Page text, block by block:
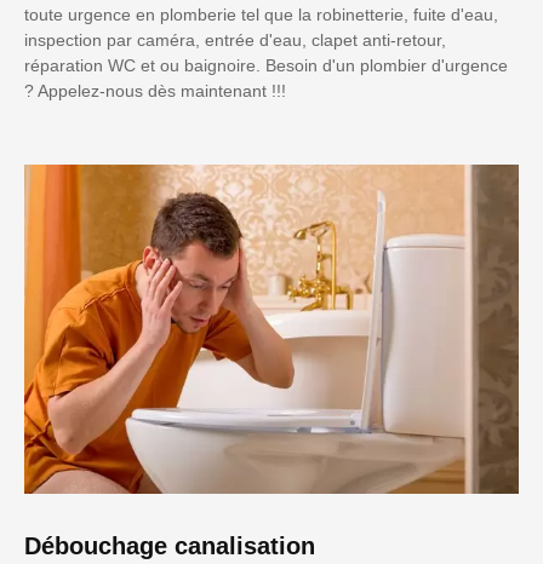
toute urgence en plomberie tel que la robinetterie, fuite d'eau,
inspection par caméra, entrée d'eau, clapet anti-retour,
réparation WC et ou baignoire. Besoin d'un plombier d'urgence
? Appelez-nous dès maintenant !!!
Débouchage canalisation